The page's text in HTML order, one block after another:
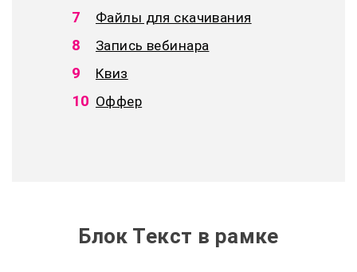
Файлы для скачивания
Запись вебинара
Квиз
Оффер
Блок Текст в рамке